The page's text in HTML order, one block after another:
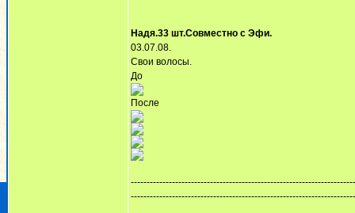
Надя.33 шт.Совместно с Эфи.
03.07.08.
Свои волосы.
До
После